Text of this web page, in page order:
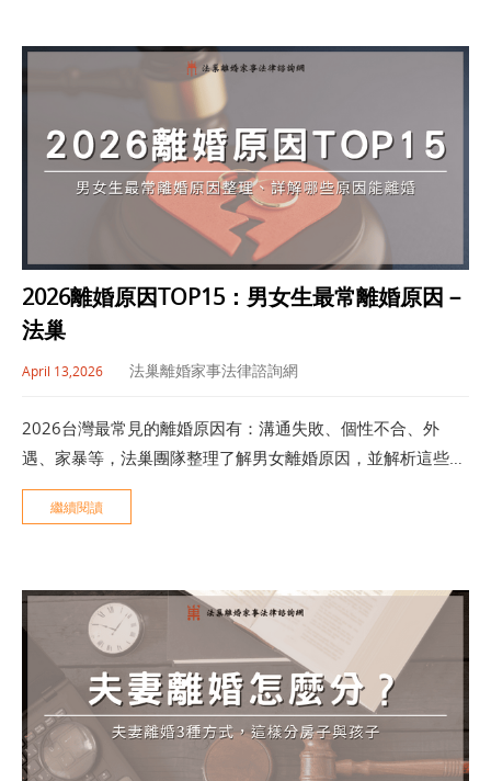
2026離婚原因TOP15：男女生最常離婚原因－
法巢
April 13,2026 法巢離婚家事法律諮詢網
2026台灣最常見的離婚原因有：溝通失敗、個性不合、外
遇、家暴等，法巢團隊整理了解男女離婚原因，並解析這些原
因是否達成訴訟離婚的標準。
繼續閱讀